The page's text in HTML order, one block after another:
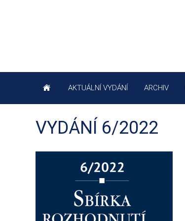
AKTUÁLNÍ VYDÁNÍ ARCHIV
VYDÁNÍ 6/2022